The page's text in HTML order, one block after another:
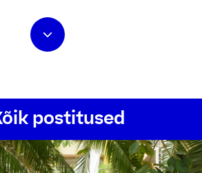
postitused